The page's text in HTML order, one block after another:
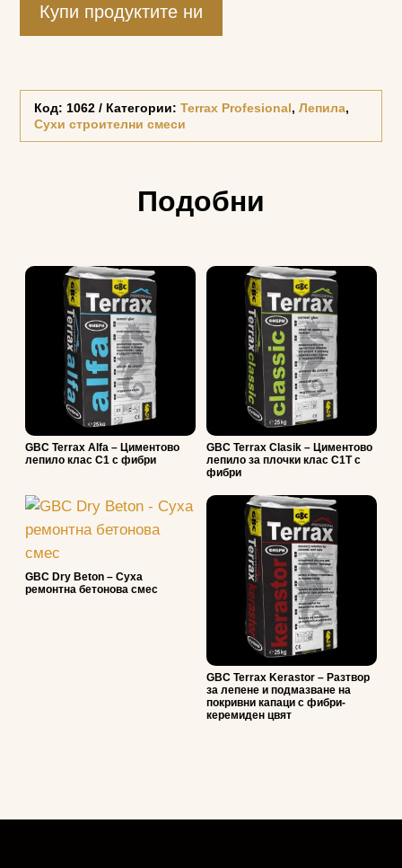
Купи продуктите ни
Код: 1062 Категории:Terrax Profesional,Лепила,
Сухи строителни смеси
Подобни
GBC Terrax Alfa – Циментово
лепило клас С1 с фибри
GBC Terrax Clasik – Циментово
лепило за плочки клас С1T с
фибри
GBC Dry Beton – Суха
ремонтна бетонова смес
GBC Terrax Kerastor – Разтвор
за лепене и подмазване на
покривни капаци с фибри-
керемиден цвят